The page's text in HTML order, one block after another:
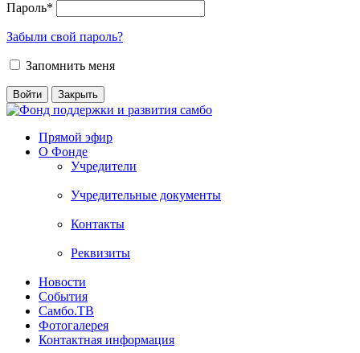
Пароль*
Забыли свой пароль?
Запомнить меня
Прямой эфир
О Фонде
Учредители
Учредительные документы
Контакты
Реквизиты
Новости
События
Самбо.ТВ
Фотогалерея
Контактная информация